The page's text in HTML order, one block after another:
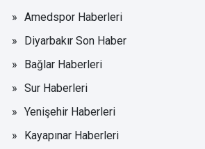
Amedspor Haberleri
Diyarbakır Son Haber
Bağlar Haberleri
Sur Haberleri
Yenişehir Haberleri
Kayapınar Haberleri